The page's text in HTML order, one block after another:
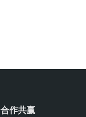
合作共赢